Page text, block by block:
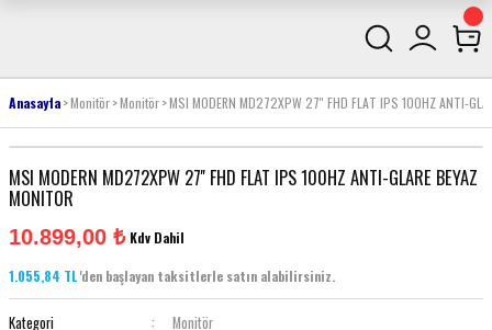
Anasayfa Monitör Monitör MSI MODERN MD272XPW 27'' FHD FLAT IPS 100HZ ANTI-
MSI MODERN MD272XPW 27'' FHD FLAT IPS 100HZ ANTI-GLARE BEYAZ
MONITOR
10.899,00 ₺ Kdv Dahil
1.055,84 TL'den başlayan taksitlerle satın alabilirsiniz.
Kategori
Monitör